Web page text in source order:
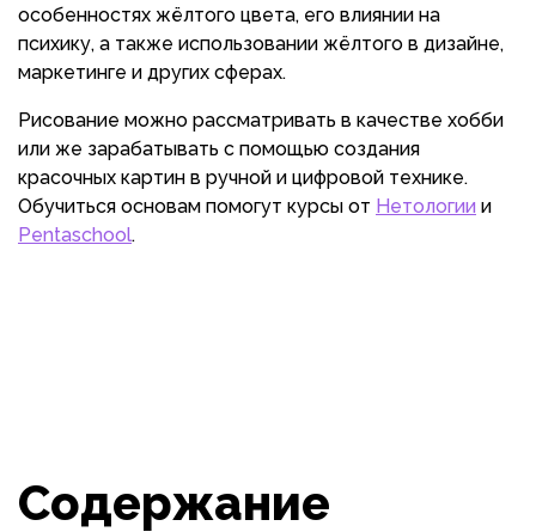
особенностях жёлтого цвета, его влиянии на
психику, а также использовании жёлтого в дизайне,
маркетинге и других сферах.
Рисование можно рассматривать в качестве хобби
или же зарабатывать с помощью создания
красочных картин в ручной и цифровой технике.
Обучиться основам помогут курсы от Нетологии и
Pentaschool.
Содержание